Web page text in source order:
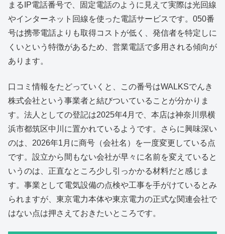
まるIP電話番号で、固定電話のように見えて実際は光回線
やインターネット回線を使った電話サービスです。050番
号は携帯電話よりも取得コストが低く、発信者を特定しに
くいという特徴があるため、営業電話で多用される傾向が
あります。
口コミ情報をたどっていくと、この番号はWALKSでんき
株式会社という事業者と結びついていることが分かりま
す。法人としての登記は2025年4月で、本店は神奈川県横
浜市都筑区中川に置かれているようです。さらに興味深い
のは、2026年1月に商号（会社名）を一度変更している点
です。設立から間もない会社が早々に名前を変えていると
いうのは、正直なところ少し引っかかる材料だと感じま
す。事業として電気設備の点検や工事を手がけているとみ
られますが、東京電力本体や東京電力の正式な関連会社で
はない点は押さえておきたいところです。